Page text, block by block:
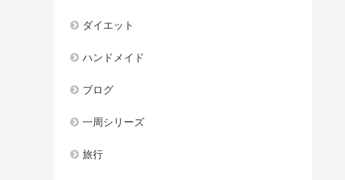
ダイエット
ハンドメイド
ブログ
一周シリーズ
旅行